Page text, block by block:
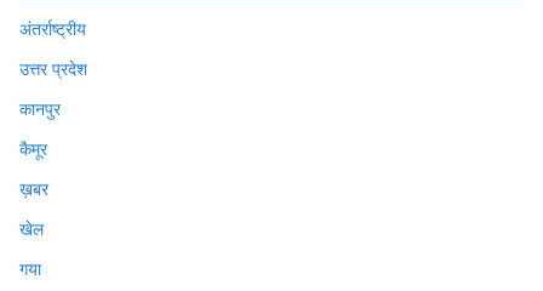
अंतर्राष्ट्रीय
उत्तर प्रदेश
कानपुर
कैमूर
ख़बर
खेल
गया